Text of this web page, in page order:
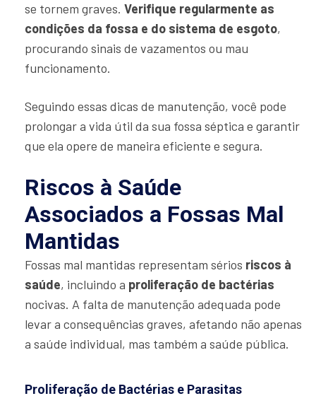
se tornem graves. Verifique regularmente as
condições da fossa e do sistema de esgoto,
procurando sinais de vazamentos ou mau
funcionamento.
Seguindo essas dicas de manutenção, você pode
prolongar a vida útil da sua fossa séptica e garantir
que ela opere de maneira eficiente e segura.
Riscos à Saúde
Associados a Fossas Mal
Mantidas
Fossas mal mantidas representam sérios riscos à
saúde, incluindo a proliferação de bactérias
nocivas. A falta de manutenção adequada pode
levar a consequências graves, afetando não apenas
a saúde individual, mas também a saúde pública.
Proliferação de Bactérias e Parasitas